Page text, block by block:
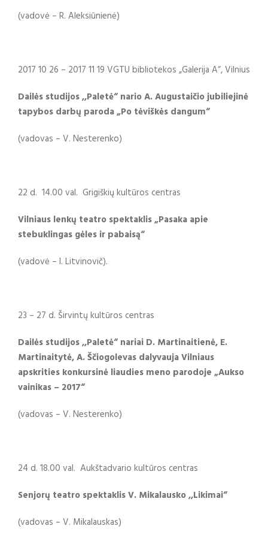
(vadovė – R. Aleksiūnienė)
2017 10 26 – 2017 11 19 VGTU bibliotekos „Galerija A“, Vilnius
Dailės studijos ,,Paletė“ nario A. Augustaičio jubiliejinė
tapybos darbų paroda „Po tėviškės dangum“
(vadovas – V. Nesterenko)
22 d. 14.00 val. Grigiškių kultūros centras
Vilniaus lenkų teatro spektaklis „Pasaka apie
stebuklingas gėles ir pabaisą“
(vadovė – I. Litvinovič).
23 – 27 d. Širvintų kultūros centras
Dailės studijos ,,Paletė“ nariai D. Martinaitienė, E.
Martinaitytė, A. Ščiogolevas dalyvauja Vilniaus
apskrities konkursinė liaudies meno parodoje „Aukso
vainikas – 2017“
(vadovas – V. Nesterenko)
24 d. 18.00 val. Aukštadvario kultūros centras
Senjorų teatro spektaklis V. Mikalausko ,,Likimai“
(vadovas – V. Mikalauskas)